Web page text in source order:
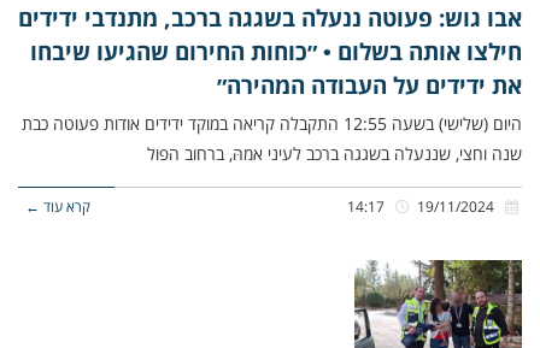
אבו גוש: פעוטה ננעלה בשגגה ברכב, מתנדבי ידידים
חילצו אותה בשלום • ״כוחות החירום שהגיעו שיבחו
את ידידים על העבודה המהירה״
היום (שלישי) בשעה 12:55 התקבלה קריאה במוקד ידידים אודות פעוטה כבת
שנה וחצי, שננעלה בשגגה ברכב לעיני אמהּ, ברחוב הפול
קרא עוד ←